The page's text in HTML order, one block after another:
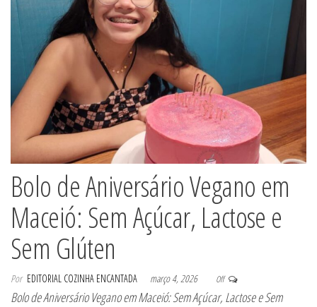
Bolo de Aniversário Vegano em
Maceió: Sem Açúcar, Lactose e
Sem Glúten
Por EDITORIAL COZINHA ENCANTADA março 4, 2026 Off
Bolo de Aniversário Vegano em Maceió: Sem Açúcar, Lactose e Sem